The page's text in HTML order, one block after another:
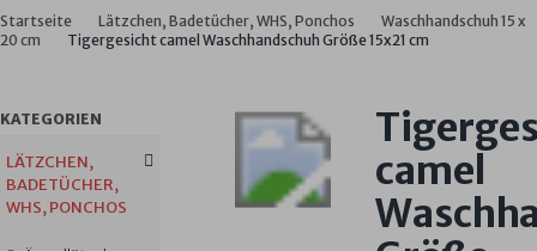
Startseite Lätzchen, Badetücher, WHS, Ponchos
Waschhandschuh 15 x
20 cm
Tigergesicht camel Waschhandschuh Größe 15x21 cm
KATEGORIEN
LÄTZCHEN,
BADETÜCHER,
WHS, PONCHOS
camel